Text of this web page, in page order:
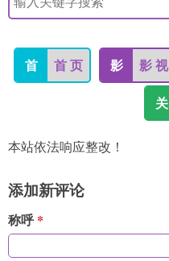
索
关
字
首 首 页 影 影 视
关
本站依法响应整改！
添加新评论
称呼